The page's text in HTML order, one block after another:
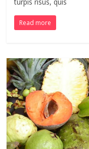
Read more